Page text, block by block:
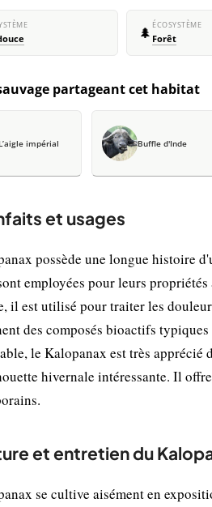
🌲 ÉCOSYSTÈME
Forêt
partageant cet habitat
L’aigle impérial Buffle d'Inde
et usages
possède une longue histoire
employées pour leurs
il est utilisé pour traiter les
des composés bioactifs
le Kalopanax est très
hivernale intéressante. Il
et entretien du
se cultive aisément en